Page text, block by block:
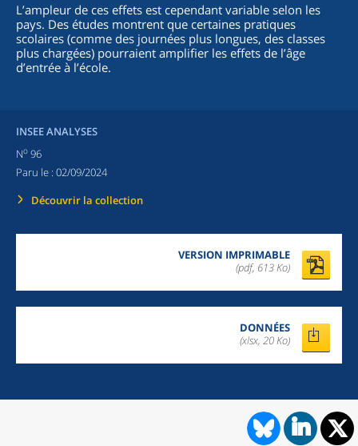
L’ampleur de ces effets est cependant variable selon les
pays. Des études montrent que certaines pratiques
scolaires (comme des journées plus longues, des classes
plus chargées) pourraient amplifier les effets de l’âge
d’entrée à l’école.
INSEE ANALYSES
No 96
Paru le : 02/09/2024
Découvrir la collection
VERSION IMPRIMABLE
(pdf, 613 Ko)
DONNÉES
(xlsx, 20 Ko)